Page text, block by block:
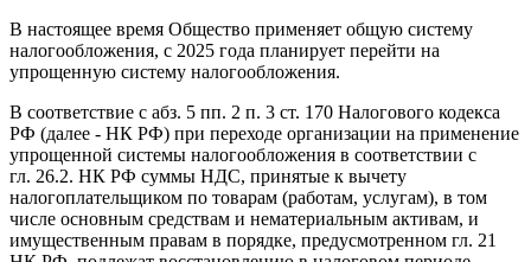
В настоящее время Общество применяет общую систему
налогообложения, с 2025 года планирует перейти на
упрощенную систему налогообложения.
В соответствие с абз. 5 пп. 2 п. 3 ст. 170 Налогового кодекса
РФ (далее - НК РФ) при переходе организации на применение
упрощенной системы налогообложения в соответствии с
гл. 26.2. НК РФ суммы НДС, принятые к вычету
налогоплательщиком по товарам (работам, услугам), в том
числе основным средствам и нематериальным активам, и
имущественным правам в порядке, предусмотренном гл. 21